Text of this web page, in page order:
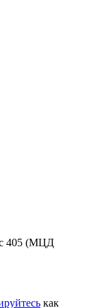
405 (МЦД
как